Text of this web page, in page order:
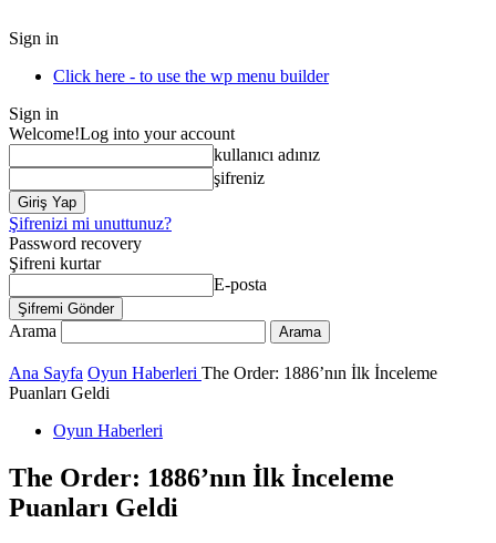
Sign in
Click here - to use the wp menu builder
Sign in
Welcome!Log into your account
kullanıcı adınız
şifreniz
Şifrenizi mi unuttunuz?
Password recovery
Şifreni kurtar
E-posta
Arama
Ana Sayfa Oyun Haberleri The Order: 1886’nın İlk İnceleme
Puanları Geldi
Oyun Haberleri
The Order: 1886’nın İlk İnceleme
Puanları Geldi